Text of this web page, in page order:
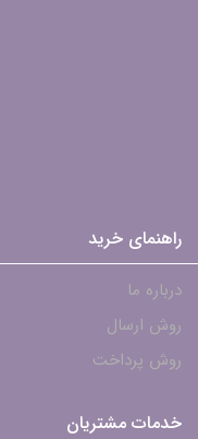
راهنمای خرید
درباره ما
روش ارسال
روش پرداخت
خدمات مشتریان